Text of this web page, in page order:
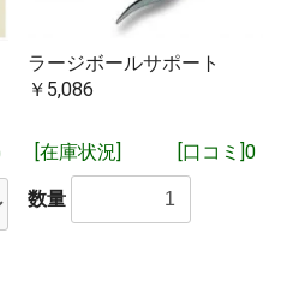
ラージボールサポート
￥5,086
[在庫状況] [口コミ]0
数量
カートへ進む
がない分が取り寄せとなり、
ご発送となります。実店舗や
しており、在庫有りとなって
こともございますことをご了
ら入荷した商品や当社に在庫が
合は、15時現在当社に在庫が
予定しております。